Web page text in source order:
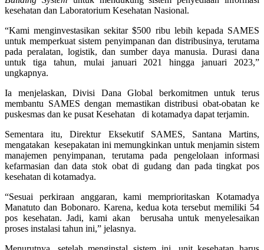
kesehatan dan Laboratorium Kesehatan Nasional.
“Kami menginvestasikan sekitar $500 ribu lebih kepada SAMES
untuk memperkuat sistem penyimpanan dan distribusinya, terutama
pada peralatan, logistik, dan sumber daya manusia. Durasi dana
untuk tiga tahun, mulai januari 2021 hingga januari 2023,”
ungkapnya.
Ia menjelaskan, Divisi Dana Global berkomitmen untuk terus
membantu SAMES dengan memastikan distribusi obat-obatan ke
puskesmas dan ke pusat Kesehatan di kotamadya dapat terjamin.
Sementara itu, Direktur Eksekutif SAMES, Santana Martins,
mengatakan kesepakatan ini memungkinkan untuk menjamin sistem
manajemen penyimpanan, terutama pada pengelolaan informasi
kefarmasian dan data stok obat di gudang dan pada tingkat pos
kesehatan di kotamadya.
“Sesuai perkiraan anggaran, kami memprioritaskan Kotamadya
Manatuto dan Bobonaro. Karena, kedua kota tersebut memiliki 54
pos kesehatan. Jadi, kami akan berusaha untuk menyelesaikan
proses instalasi tahun ini,” jelasnya.